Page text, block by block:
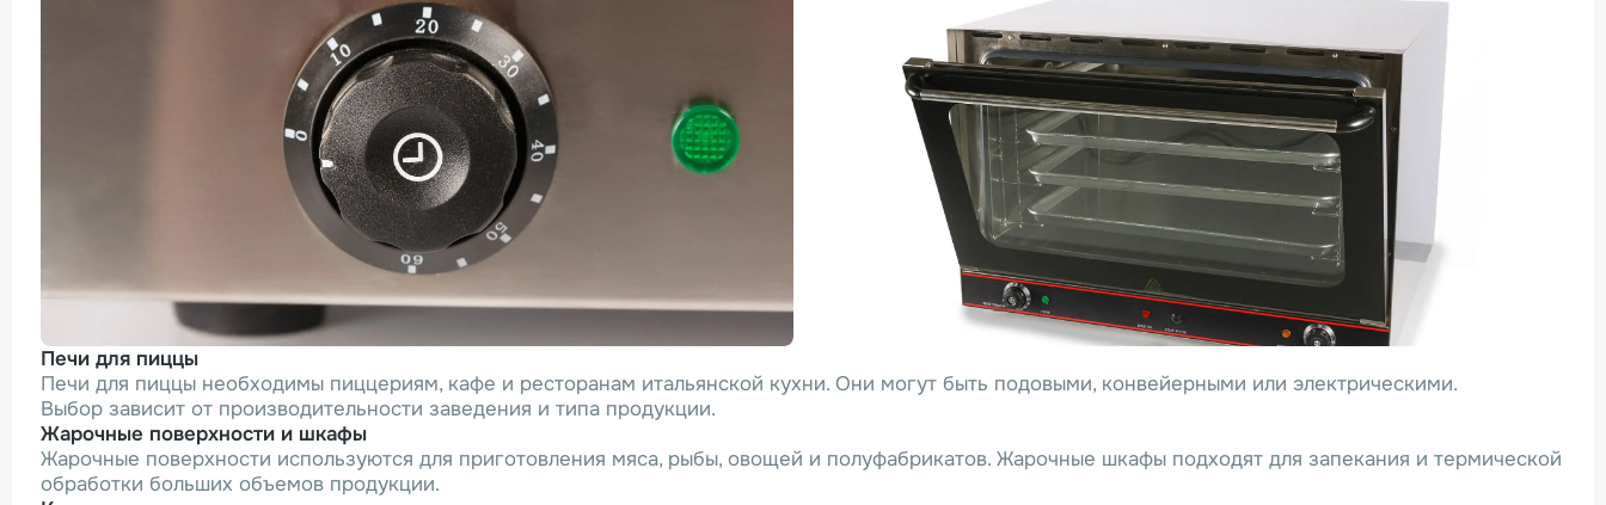
Печи для пиццы
Печи для пиццы необходимы пиццериям, кафе и ресторанам итальянской кухни. Они могут быть подовыми, конвейерными или электрическими.
Выбор зависит от производительности заведения и типа продукции.
Жарочные поверхности и шкафы
Жарочные поверхности используются для приготовления мяса, рыбы, овощей и полуфабрикатов. Жарочные шкафы подходят для запекания и термической
обработки больших объемов продукции.